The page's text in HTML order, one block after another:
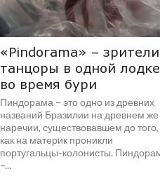
«Pindorama» –
танцоры в одной лодке
во время бури
Пиндорама – это одно из древних
названий Бразилии на древнем же
наречии, существовавшем до того,
как на материк проникли
португальцы-колонисты.
–...